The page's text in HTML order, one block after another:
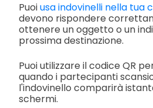
Puoiusa indovinelli nella tua
devono rispondere
ottenere un oggetto o un
prossima destinazione.
Puoi utilizzare il codice QR
quando i partecipanti
l'indovinello comparirà
schermi.